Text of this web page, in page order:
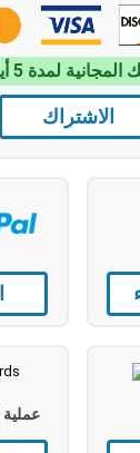
لمدة 5 أيام
الاشتراك
عملية